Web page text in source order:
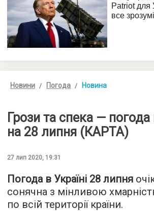
Новини Погода Новина
Грози та спека — погода
на 28 липня (КАРТА)
27 лип 2020, 19:31
Погода в Україні 28 липня
сонячна з мінливою
по всій території країни.